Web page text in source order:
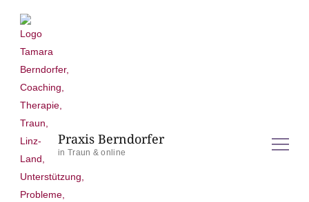
Praxis Berndorfer
in Traun & online